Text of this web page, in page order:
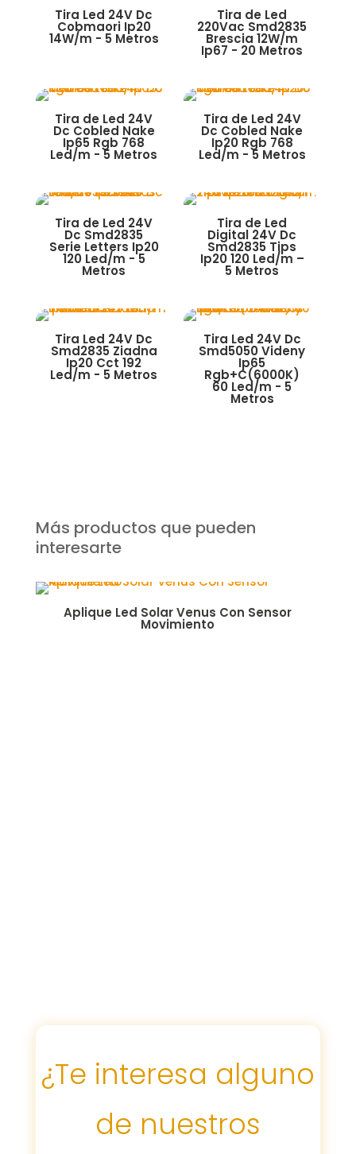
Tira Led 24V Dc
Cobmaori Ip20
14W/m - 5 Metros
Tira de Led
220Vac Smd2835
Brescia 12W/m
Ip67 - 20 Metros
Tira de Led 24V
Dc Cobled Nake
Ip65 Rgb 768
Led/m - 5 Metros
Tira de Led 24V
Dc Cobled Nake
Ip20 Rgb 768
Led/m - 5 Metros
Tira de Led 24V
Dc Smd2835
Serie Letters Ip20
120 Led/m - 5
Metros
Tira de Led
Digital 24V Dc
Smd2835 Tips
Ip20 120 Led/m –
5 Metros
Tira Led 24V Dc
Smd2835 Ziadna
Ip20 Cct 192
Led/m - 5 Metros
Tira Led 24V Dc
Smd5050 Videny
Ip65
Rgb+C(6000K)
60 Led/m - 5
Metros
Más productos que pueden
interesarte
Aplique Led Solar Venus Con Sensor
Movimiento
¿Te interesa alguno
de nuestros